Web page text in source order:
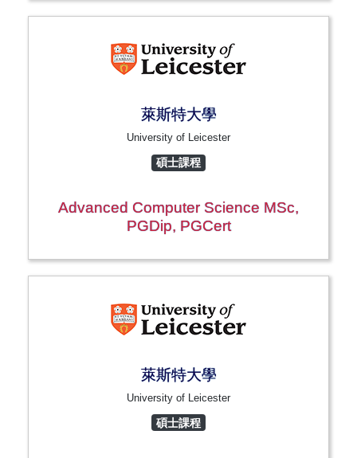
萊斯特大學
University of Leicester
碩士課程
Advanced Computer Science MSc,
PGDip, PGCert
萊斯特大學
University of Leicester
碩士課程